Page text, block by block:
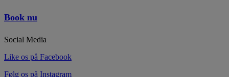
Book nu
Social Media
Like os på Facebook
Følg os på Instagram